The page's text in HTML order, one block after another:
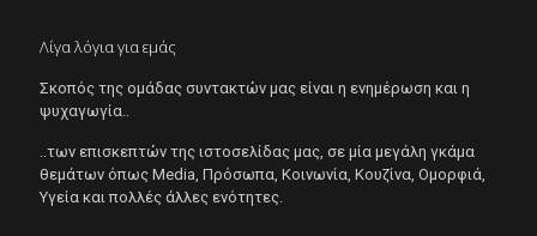
Λίγα λόγια για εμάς
Σκοπός της ομάδας συντακτών μας είναι η ενημέρωση και η
ψυχαγωγία..
..των επισκεπτών της ιστοσελίδας μας, σε μία μεγάλη γκάμα
θεμάτων όπως Μedia, Πρόσωπα, Κοινωνία, Κουζίνα, Ομορφιά,
Υγεία και πολλές άλλες ενότητες.